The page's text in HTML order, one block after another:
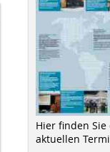
Hier finden
aktuellen